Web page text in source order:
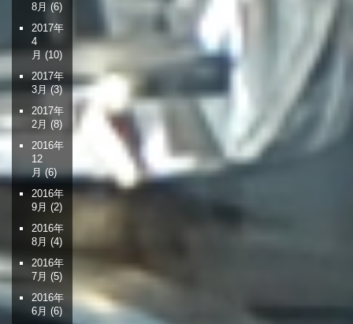
8月 (6)
2017年
4
月 (10)
2017年
3月(3)
2017年
2月 (8)
2016年
12
月(6)
2016年
9月 (2)
2016年
8月 (4)
2016年
7月 (5)
2016年
6月 (6)